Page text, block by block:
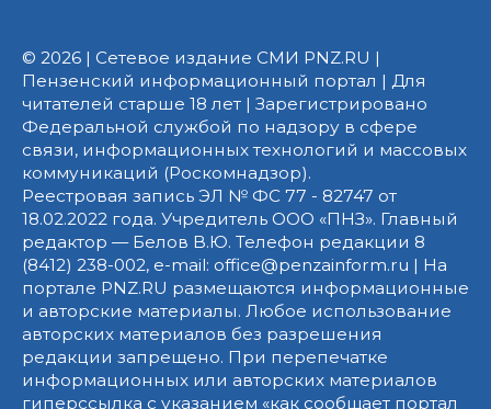
© 2026 | Сетевое издание СМИ PNZ.RU |
Пензенский информационный портал | Для
читателей старше 18 лет | Зарегистрировано
Федеральной службой по надзору в сфере
связи, информационных технологий и массовых
коммуникаций (Роскомнадзор).
Реестровая запись ЭЛ № ФС 77 - 82747 от
18.02.2022 года. Учредитель ООО «ПНЗ». Главный
редактор — Белов В.Ю. Телефон редакции 8
(8412) 238-002, e-mail: office@penzainform.ru | На
портале PNZ.RU размещаются информационные
и авторские материалы. Любое использование
авторских материалов без разрешения
редакции запрещено. При перепечатке
информационных или авторских материалов
гиперссылка с указанием «как сообщает портал